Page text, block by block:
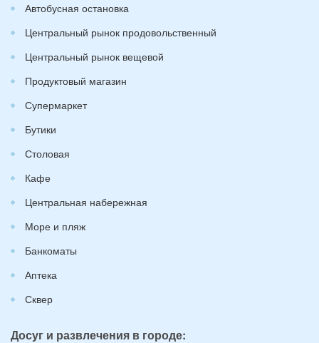
Автобусная остановка
Центральный рынок продовольственный
Центральный рынок вещевой
Продуктовый магазин
Супермаркет
Бутики
Столовая
Кафе
Центральная набережная
Море и пляж
Банкоматы
Аптека
Сквер
Досуг и развлечения в городе: